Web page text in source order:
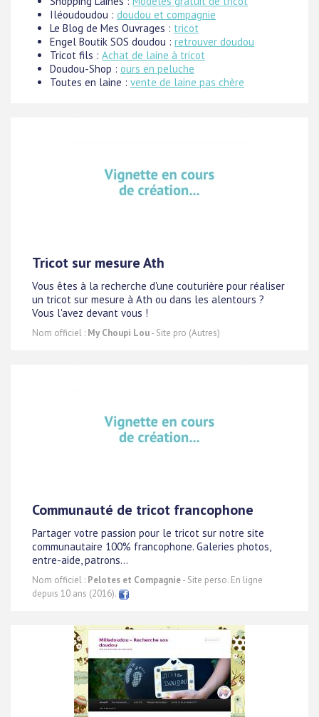
Iléoudoudou : doudou et compagnie
Le Blog de Mes Ouvrages : tricot
Engel Boutik SOS doudou : retrouver doudou
Tricot fils : Achat de laine à tricot
Doudou-Shop : ours en peluche
Toutes en laine : vente de laine pas chère
Tricot sur mesure Ath
Vous êtes à la recherche d'une couturière pour réaliser
un tricot sur mesure à Ath ou dans les alentours ?
Vous l'avez devant vous !
Nom officiel : My Choupi Lou- Site pro (Autres)
Communauté de tricot francophone
Partager votre passion pour le tricot sur notre site
communautaire 100% francophone. Galeries photos,
entre-aide, patrons...
Nom officiel : Pelotes et Compagnie- Site perso. En ligne
depuis 10 ans (2016).